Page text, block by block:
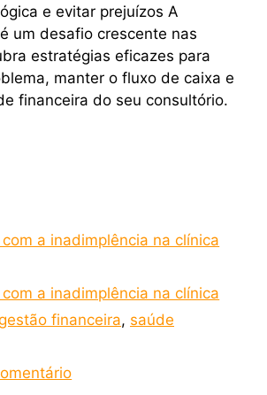
e evitar prejuízos A
um desafio crescente nas
estratégias eficazes para
manter o fluxo de caixa e
financeira do seu consultório.
a inadimplência na clínica
a inadimplência na clínica
financeira, saúde